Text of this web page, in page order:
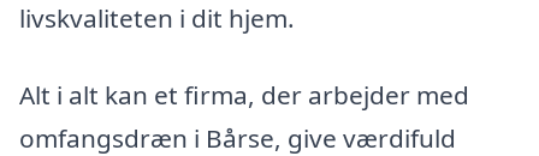
livskvaliteten i dit hjem.
Alt i alt kan et firma, der arbejder med
omfangsdræn i Bårse, give værdifuld